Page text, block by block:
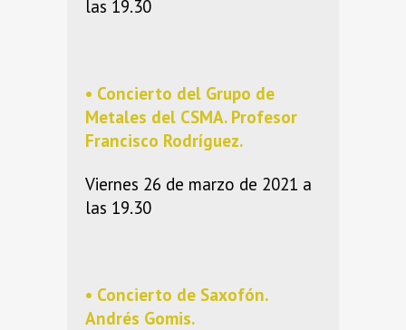
las 19.30
• Concierto del Grupo de
Metales del CSMA. Profesor
Francisco Rodríguez.
Viernes 26 de marzo de 2021 a
las 19.30
• Concierto de Saxofón.
Andrés Gomis.